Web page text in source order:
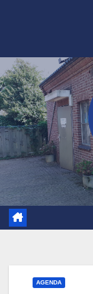
inhoud
AGENDA